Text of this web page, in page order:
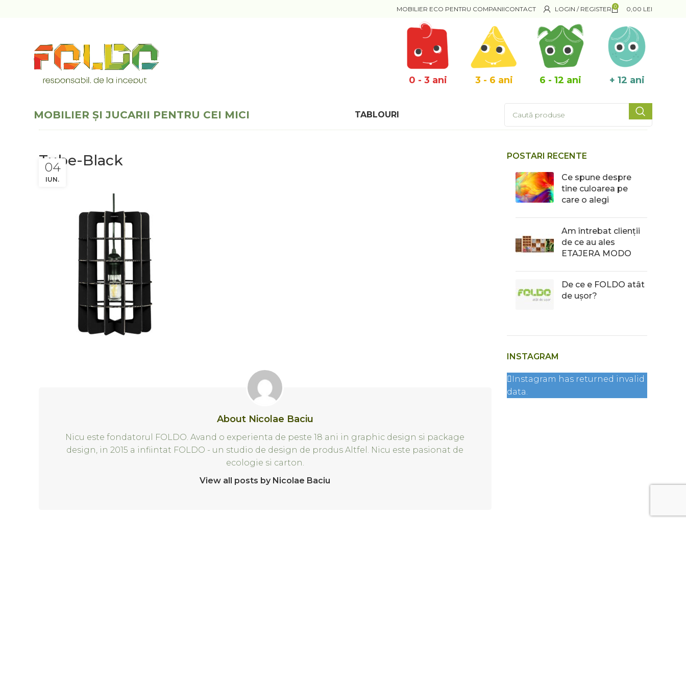
MOBILIER ECO PENTRU COMPANIICONTACT LOGIN / REGISTER 0 0,00 LEI
0 - 3 ani 3 - 6 ani 6 - 12 ani + 12 ani
MOBILIER ȘI JUCARII PENTRU CEI MICI TABLOURI
Tube-Black
04
IUN.
About Nicolae Baciu
Nicu este fondatorul FOLDO. Avand o experienta de peste 18 ani in graphic design si package
design, in 2015 a infiintat FOLDO - un studio de design de produs Altfel. Nicu este pasionat de
ecologie si carton.
View all posts by Nicolae Baciu
POSTARI RECENTE
Ce spune despre
tine culoarea pe
care o alegi
Am întrebat clienții
de ce au ales
ETAJERA MODO
De ce e FOLDO atât
de ușor?
INSTAGRAM
Instagram has returned invalid
data.